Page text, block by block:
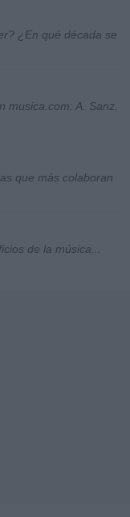
¿En qué década se
musica.com: A. Sanz,
que más colaboran
de la música...